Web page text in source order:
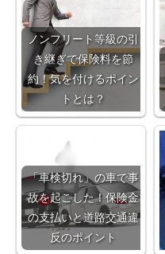
ノンフリート等級の引
き継ぎで保険料を節
約！気を付けるポイン
トとは？
「車検切れ」の車で事
故を起こした！保険金
の支払いと道路交通違
反のポイント